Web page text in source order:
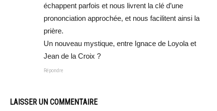
échappent parfois et nous livrent la clé d’une
prononciation approchée, et nous facilitent ainsi la
prière.
Un nouveau mystique, entre Ignace de Loyola et
Jean de la Croix ?
Répondre
LAISSER UN COMMENTAIRE